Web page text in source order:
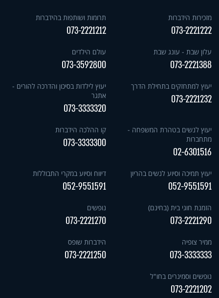
מזכירות הידברות
073-2221222
תרומות ושותפות בהידברות
073-2221212
עלון שבת - עונג שבת
073-2221388
עולם הילדים
073-3592800
יעוץ למתחזקים בתחילת הדרך
073-2221232
יעוץ לילדות בסיכון והדרכה להורים -
אתגר
073-3333320
יעוץ לנשים בטהרת המשפחה -
מתחברות
02-6301516
קו ההלכה הידברות
073-3333300
יעוץ תמיכה וסיוע לנשים בהריון
052-9551591
דיווח וסיוע במקרי התבוללות
052-9551591
הזמנת חוגי בית (בחינם)
073-2221290
נופשים
073-2221270
ממיר צופיה
073-3333333
הידברות שופס
073-2221250
נופשים וסמינרים בחו"ל
073-2221202